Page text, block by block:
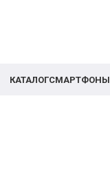
КАТАЛОГСМАРТФОНЫ